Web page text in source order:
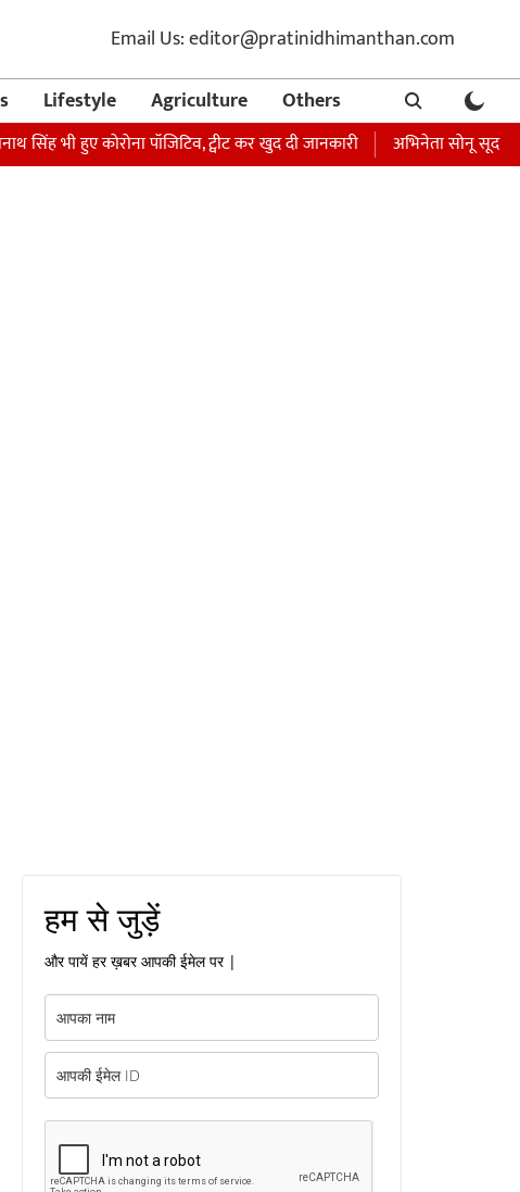
Email Us: editor@pratinidhimanthan.com
Lifestyle Agriculture Others
सिंह भी हुए कोरोना पॉजिटिव, ट्वीट कर खुद दी जानकारी अभिनेता सोनू सूद की
हम से जुड़ें
और पायें हर ख़बर आपकी ईमेल पर |